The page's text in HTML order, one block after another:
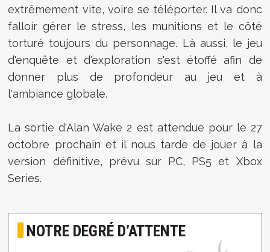
extrêmement vite, voire se téléporter. Il va donc
falloir gérer le stress, les munitions et le côté
torturé toujours du personnage. Là aussi, le jeu
d'enquête et d'exploration s'est étoffé afin de
donner plus de profondeur au jeu et à
l'ambiance globale.
La sortie d'Alan Wake 2 est attendue pour le 27
octobre prochain et il nous tarde de jouer à la
version définitive, prévu sur PC, PS5 et Xbox
Series.
NOTRE DEGRÉ D’ATTENTE